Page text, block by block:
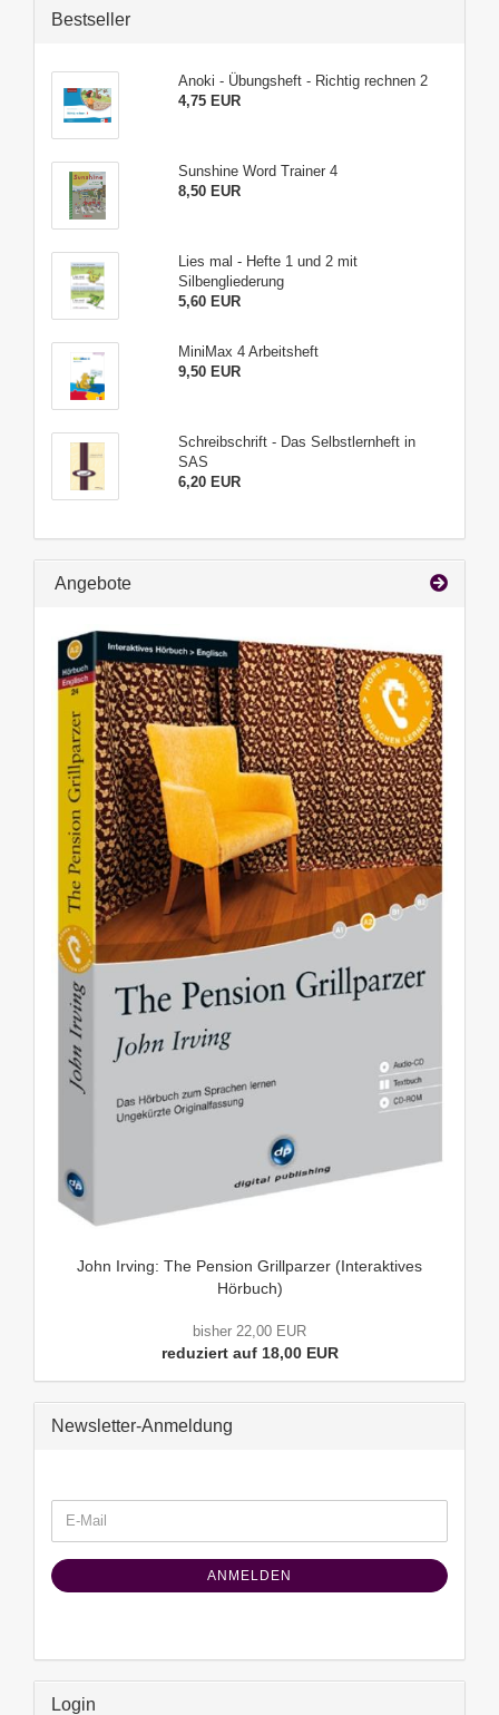
Bestseller
Anoki - Übungsheft - Richtig rechnen 2
4,75 EUR
Sunshine Word Trainer 4
8,50 EUR
Lies mal - Hefte 1 und 2 mit
Silbengliederung
5,60 EUR
MiniMax 4 Arbeitsheft
9,50 EUR
Schreibschrift - Das Selbstlernheft in
SAS
6,20 EUR
Angebote
John Irving: The Pension Grillparzer (Interaktives
Hörbuch)
bisher 22,00 EUR
reduziert auf 18,00 EUR
Newsletter-Anmeldung
ZUR
NEWSLETTER-
ANMELDUNG
E-
Mail
ANMELDEN
Login